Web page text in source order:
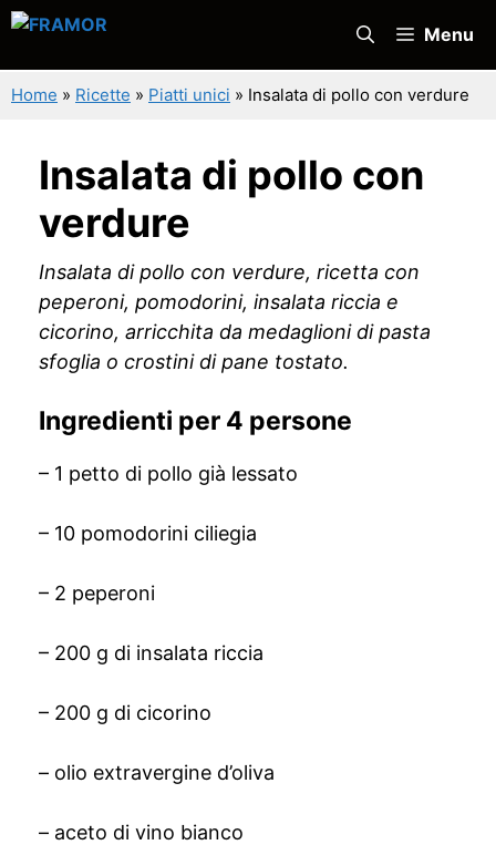
Vai
contenuto
Menu
Home » Ricette » Piatti unici » Insalata di pollo con verdure
Insalata di pollo con
verdure
Insalata di pollo con verdure, ricetta con
peperoni, pomodorini, insalata riccia e
cicorino, arricchita da medaglioni di pasta
sfoglia o crostini di pane tostato.
Ingredienti per 4 persone
– 1 petto di pollo già lessato
– 10 pomodorini ciliegia
– 2 peperoni
– 200 g di insalata riccia
– 200 g di cicorino
– olio extravergine d’oliva
– aceto di vino bianco